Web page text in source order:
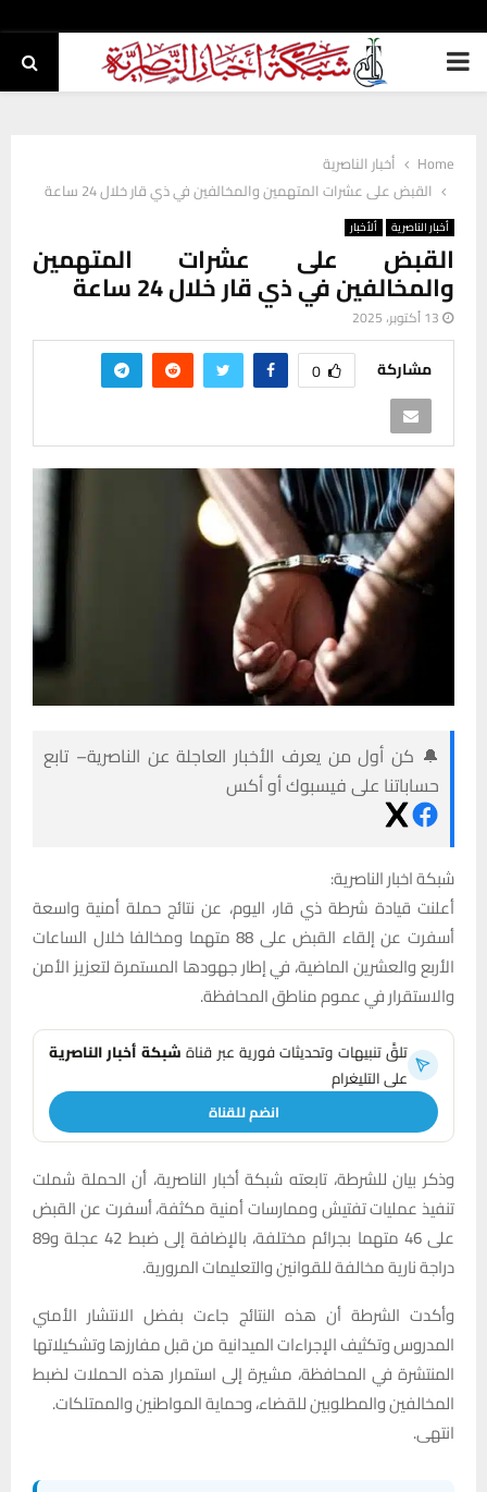
PRIMARY
Home
أخبار الناصرية
القبض على عشرات المتهمين والمخالفين في ذي قار خلال 24 ساعة
أخبار الناصرية ألأخبار
القبض على عشرات المتهمين
والمخالفين في ذي قار خلال 24 ساعة
13 أكتوبر، 2025
مشاركة 0
🔔 كن أول من يعرف الأخبار العاجلة عن الناصرية– تابع
حساباتنا على فيسبوك أو أكس
شبكة اخبار الناصرية:
أعلنت قيادة شرطة ذي قار، اليوم، عن نتائج حملة أمنية واسعة
أسفرت عن إلقاء القبض على 88 متهما ومخالفا خلال الساعات
الأربع والعشرين الماضية، في إطار جهودها المستمرة لتعزيز الأمن
والاستقرار في عموم مناطق المحافظة.
تلقَّ تنبيهات وتحديثات فورية عبر قناةشبكة أخبار الناصرية
على التليغرام
انضم للقناة
وذكر بيان للشرطة، تابعته شبكة أخبار الناصرية، أن الحملة شملت
تنفيذ عمليات تفتيش وممارسات أمنية مكثفة، أسفرت عن القبض
على 46 متهما بجرائم مختلفة، بالإضافة إلى ضبط 42 عجلة و89
دراجة نارية مخالفة للقوانين والتعليمات المرورية.
وأكدت الشرطة أن هذه النتائج جاءت بفضل الانتشار الأمني
المدروس وتكثيف الإجراءات الميدانية من قبل مفارزها وتشكيلاتها
المنتشرة في المحافظة، مشيرة إلى استمرار هذه الحملات لضبط
المخالفين والمطلوبين للقضاء، وحماية المواطنين والممتلكات.
انتهى.